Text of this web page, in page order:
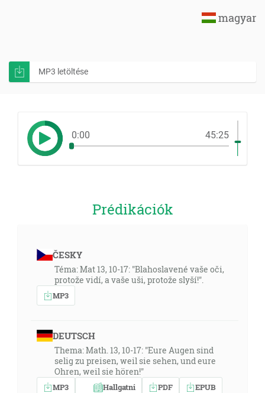
magyar
MP3 letöltése
0:00 45:25
Prédikációk
ČESKY
Téma: Mat 13, 10-17: "Blahoslavené vaše oči,
protože vidí, a vaše uši, protože slyší!".
MP3
DEUTSCH
Thema: Math. 13, 10-17: "Eure Augen sind
selig zu preisen, weil sie sehen, und eure
Ohren, weil sie hören!"
MP3 Hallgatni PDF EPUB